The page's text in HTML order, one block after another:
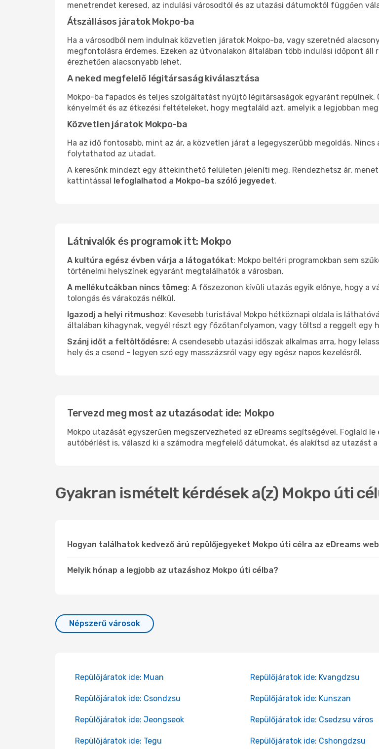
menetrendet keresed, az indulási városodtól és az utazási dátumoktól függően
Átszállásos járatok Mokpo-ba
Ha a városodból nem indulnak közvetlen járatok Mokpo-ba, vagy szeretnéd
megfontolásra érdemes. Ezeken az útvonalakon általában több indulási időpont
érezhetően alacsonyabb lehet.
A neked megfelelő légitársaság kiválasztása
Mokpo-ba fapados és teljes szolgáltatást nyújtó légitársaságok egyaránt
kényelmét és az étkezési feltételeket, hogy megtaláld azt, amelyik a legjobban
Közvetlen járatok Mokpo-ba
Ha az idő fontosabb, mint az ár, a közvetlen járat a legegyszerűbb megoldás.
folytathatod az utadat.
A keresőnk mindezt egy áttekinthető felületen jeleníti meg. Rendezhetsz ár,
kattintással lefoglalhatod a Mokpo-ba szóló jegyedet.
Látnivalók és programok itt: Mokpo
A kultúra egész évben várja a látogatókat: Mokpo beltéri programokban sem
történelmi helyszínek egyaránt megtalálhatók a városban.
A mellékutcákban nincs tömeg: A főszezonon kívüli utazás egyik előnye, hogy a
tolongás és várakozás nélkül.
Igazodj a helyi ritmushoz: Kevesebb turistával Mokpo hétköznapi oldala is
általában kihagynak, vegyél részt egy főzőtanfolyamon, vagy töltsd a reggelt egy
Szánj időt a feltöltődésre: A csendesebb utazási időszak alkalmas arra, hogy
hely és a csend – legyen szó egy masszázsról vagy egy egész napos kezelésről.
Tervezd meg most az utazásodat ide: Mokpo
Mokpo utazását egyszerűen megszervezheted az eDreams segítségével. Foglald
autóbérlést is, válaszd ki a számodra megfelelő dátumokat, és alakítsd az utazást
Gyakran ismételt kérdések a(z) Mokpo úti
Hogyan találhatok kedvező árú repülőjegyeket Mokpo úti célra az eDreams
Melyik hónap a legjobb az utazáshoz Mokpo úti célba?
Népszerű városok
Repülőjáratok ide: Muan Repülőjáratok ide: Kvangdzsu
Repülőjáratok ide: Csondzsu Repülőjáratok ide: Kunszan
Repülőjáratok ide: Jeongseok Repülőjáratok ide: Csedzsu város
Repülőjáratok ide: Tegu Repülőjáratok ide: Cshongdzsu